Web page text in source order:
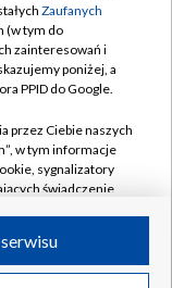
likwidacji
Zaufanych
(w tym do
zainteresowań i
poniżej, a
PPID do Google.
przez Ciebie naszych
w tym informacje
sygnalizatory
świadczenie